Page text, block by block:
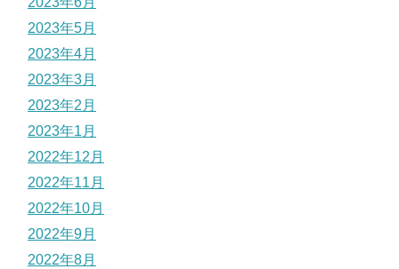
2023年5月
2023年4月
2023年3月
2023年2月
2023年1月
2022年12月
2022年11月
2022年10月
2022年9月
2022年8月